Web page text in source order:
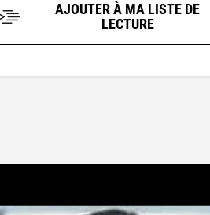
AJOUTER À MA LISTE DE
LECTURE